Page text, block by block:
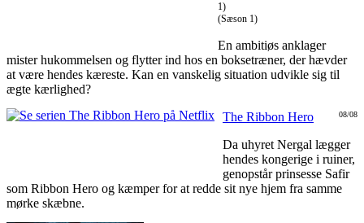
1)
(Sæson 1)
En ambitiøs anklager
mister hukommelsen og flytter ind hos en boksetræner, der hævder
at være hendes kæreste. Kan en vanskelig situation udvikle sig til
ægte kærlighed?
08/08
The Ribbon Hero
Da uhyret Nergal lægger
hendes kongerige i ruiner,
genopstår prinsesse Safir
som Ribbon Hero og kæmper for at redde sit nye hjem fra samme
mørke skæbne.